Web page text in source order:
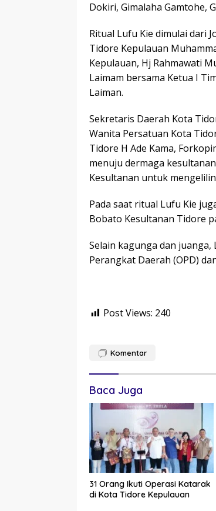
Dokiri, Gimalaha Gamtohe,
Ritual Lufu Kie dimulai dari
Tidore Kepulauan
Kepulauan, Hj Rahmawati
Laimam bersama Ketua I
Laiman.
Sekretaris Daerah Kota
Wanita Persatuan Kota
Tidore H Ade Kama,
menuju dermaga
Kesultanan untuk
Pada saat ritual Lufu Kie
Bobato Kesultanan Tidore
Selain kagunga dan
Perangkat Daerah (OPD)
Post Views: 240
Komentar
Baca Juga
31 Orang Ikuti Operasi Katarak
di Kota Tidore Kepulauan